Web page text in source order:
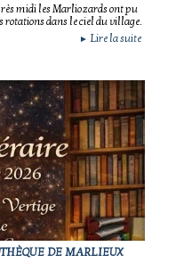
midi les Marliozards ont pu
dans le ciel du village.
► Lire la suite
DE MARLIEUX